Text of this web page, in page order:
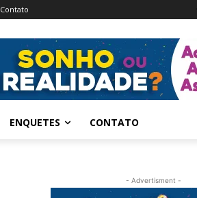
Contato
ENQUETES CONTATO
- Advertisment -